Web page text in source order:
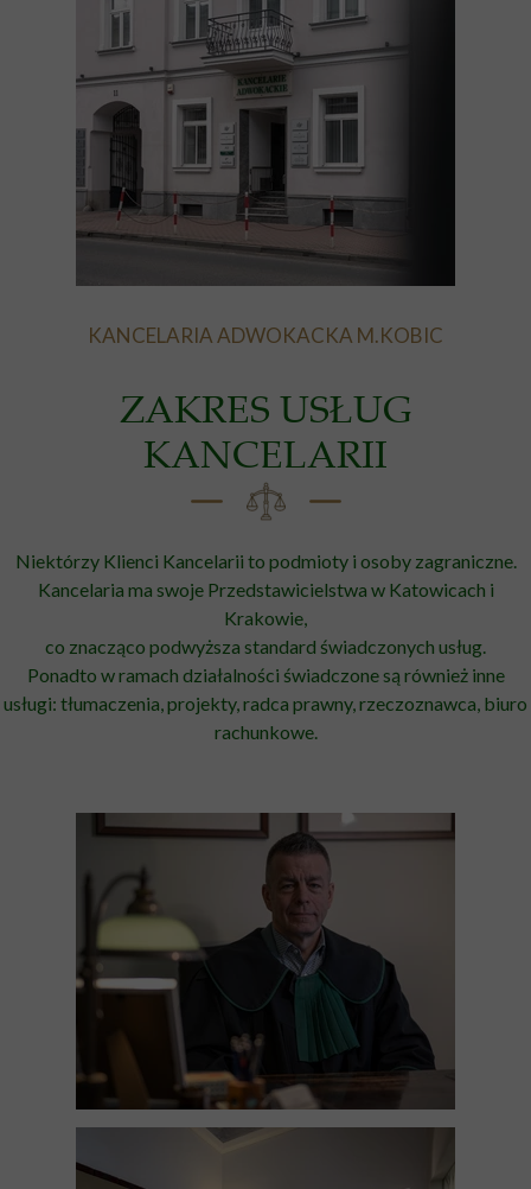
ZAKRES USŁUG
KANCELARII
KANCELARIA ADWOKACKA M.KOBIC
Niektórzy Klienci Kancelarii to podmioty i osoby zagraniczne.
Kancelaria ma swoje Przedstawicielstwa w Katowicach i
Krakowie,
co znacząco podwyższa standard świadczonych usług.
Ponadto w ramach działalności świadczone są również inne
usługi: tłumaczenia, projekty, radca prawny, rzeczoznawca, biuro
rachunkowe.